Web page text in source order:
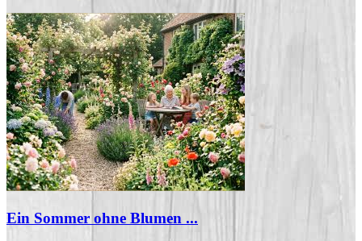
Ein Sommer ohne Blumen ...